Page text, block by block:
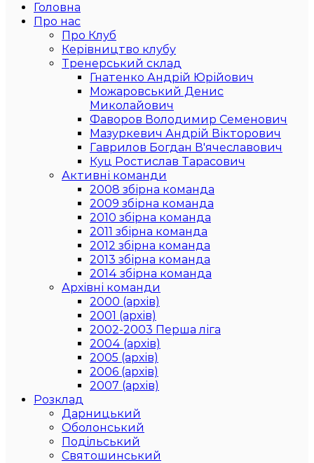
Головна
Про нас
Про Клуб
Керівництво клубу
Тренерський склад
Гнатенко Андрій Юрійович
Можаровський Денис
Миколайович
Фаворов Володимир Семенович
Мазуркевич Андрій Вікторович
Гаврилов Богдан В'ячеславович
Куц Ростислав Тарасович
Активні команди
2008 збірна команда
2009 збірна команда
2010 збірна команда
2011 збірна команда
2012 збірна команда
2013 збірна команда
2014 збірна команда
Архівні команди
2000 (архів)
2001 (архів)
2002-2003 Перша ліга
2004 (архів)
2005 (архів)
2006 (архів)
2007 (архів)
Розклад
Дарницький
Оболонський
Подільський
Святошинський